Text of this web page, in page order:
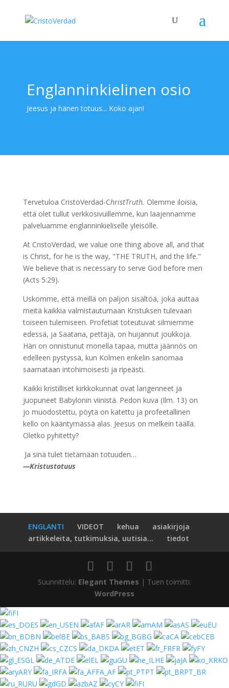
Englanninkielinen osio
Jeesus ja hänen totuus... Koko ajan!
Tervetuloa CristoVerdad-ChristTruth. Olemme iloisia,
että olet tullut verkkosivuillemme, kun laajennamme
palveluamme englanninkieliselle yleisölle.
At CristoVerdad, we value one thing above all, and that
is Christ, for he is the way, "THE TRUTH, and the life."
We believe that is necessary to serve God before men
(Acts 5:29).
Uskomme, että meillä on paljon sisältöä, joka auttaa
meitä kaikkia valmistautumaan Kristuksen tulevaan
toiseen tulemiseen. Profetiat toteutuvat silmiemme
edessä, ja Saatana, pettäjä, on huijannut joukkoja.
Hän on onnistunut monella tapaa, mutta jäännös on
edelleen pystyssä, kun Kolmen enkelin sanomaa
saarnataan intohimoisesti ja ripeästi.
Kaikki kristilliset kirkkokunnat ovat langenneet ja
juopuneet Babylonin viinistä. Pedon kuva (Ilm. 13) on
jo muodostettu, pöytä on katettu ja profeetallinen
kello on kääntymässä alas. Jeesus on melkein täällä.
Oletko pyhitetty?
Ja sinä tulet tietämään totuuden…
—Kristustotuus
ENGLANTI VIDEOT kehua
asiakirjoja
artikkeleita, tutkimuksia, uutisia...
tiedot
Suunnittelu: Elegant Themes | Tuen toimitti:
WordPress
FI
ES
EN AF AR AM AS
EU
BN
BE BS BG CA
CEB
ZH
CS DA ET FR
FY
GL
DE EL GU HE JA
KO
ARY
FA FA_AF PT
PT_BR
RU
GD AZ CY FI